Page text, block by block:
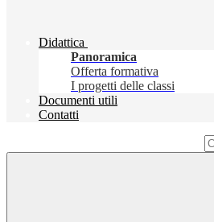
Didattica
Panoramica
Offerta formativa
I progetti delle classi
Documenti utili
Contatti